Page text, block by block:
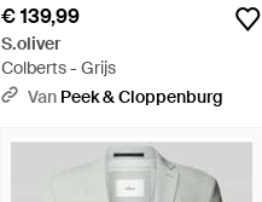
€ 139,99
S.oliver
Colberts - Grijs
Van Peek & Cloppenburg